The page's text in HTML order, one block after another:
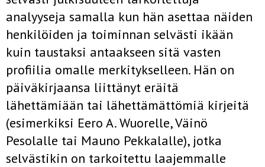
analyyseja samalla kun hän asettaa näiden
henkilöiden ja toiminnan selvästi ikään
kuin taustaksi antaakseen sitä vasten
profiilia omalle merkitykselleen. Hän on
päiväkirjaansa liittänyt eräitä
lähettämiään tai lähettämättömiä kirjeitä
(esimerkiksi Eero A. Wuorelle, Väinö
Pesolalle tai Mauno Pekkalalle), jotka
selvästikin on tarkoitettu laajemmalle